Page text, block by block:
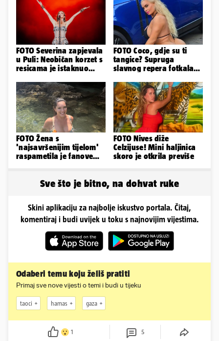
FOTO Severina zapjevala
u Puli: Neobičan korzet s
resicama je istaknuo
FOTO Coco, gdje su ti
tangice? Supruga
slavnog repera fotkala
sve
FOTO Žena s
'najsavršenijim tijelom'
raspametila je fanove
FOTO Nives diže
Celzijuse! Mini haljinica
skoro je otkrila previše
Sve što je bitno, na dohvat ruke
Skini aplikaciju za najbolje iskustvo portala. Čitaj,
komentiraj i budi uvijek u toku s najnovijim vijestima.
Odaberi temu koju želiš pratiti
Primaj sve nove vijesti o temi i budi u tijeku
taoci hamas gaza
1 5